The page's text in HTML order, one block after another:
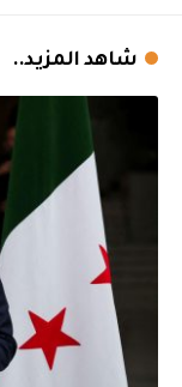
شاهد المزيد..